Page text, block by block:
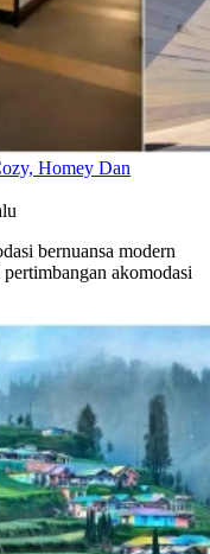
Homey Dan
bernuansa modern
akomodasi